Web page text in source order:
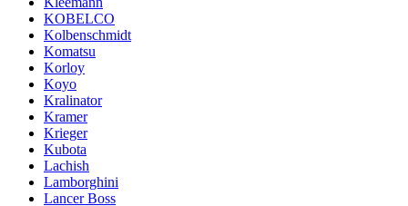
KOBELCO
Kolbenschmidt
Komatsu
Korloy
Koyo
Kralinator
Kramer
Krieger
Kubota
Lachish
Lamborghini
Lancer Boss